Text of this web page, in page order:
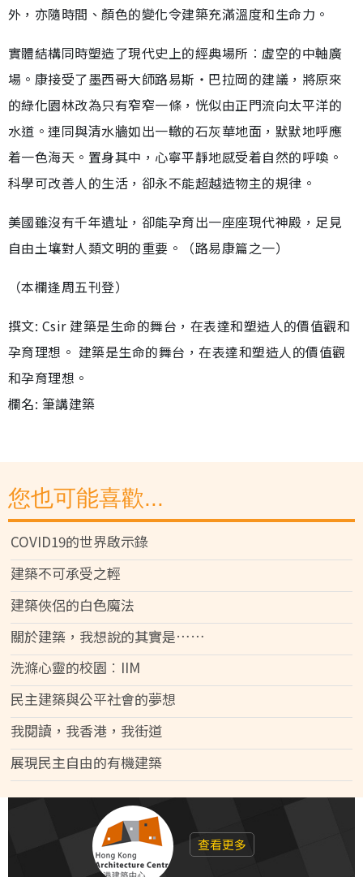
外，亦隨時間、顏色的變化令建築充滿溫度和生命力。
實體結構同時塑造了現代史上的經典場所︰虛空的中軸廣
場。康接受了墨西哥大師路易斯‧巴拉岡的建議，將原來
的綠化園林改為只有窄窄一條，恍似由正門流向太平洋的
水道。連同與清水牆如出一轍的石灰華地面，默默地呼應
着一色海天。置身其中，心寧平靜地感受着自然的呼喚。
科學可改善人的生活，卻永不能超越造物主的規律。
美國雖沒有千年遺址，卻能孕育出一座座現代神殿，足見
自由土壤對人類文明的重要。（路易康篇之一）
（本欄逢周五刊登）
撰文: Csir 建築是生命的舞台，在表達和塑造人的價值觀和
孕育理想。 建築是生命的舞台，在表達和塑造人的價值觀
和孕育理想。
欄名: 筆講建築
您也可能喜歡...
COVID19的世界啟示錄
建築不可承受之輕
建築俠侶的白色魔法
關於建築，我想說的其實是……
洗滌心靈的校園︰IIM
民主建築與公平社會的夢想
我閱讀，我香港，我街道
展現民主自由的有機建築
查看更多